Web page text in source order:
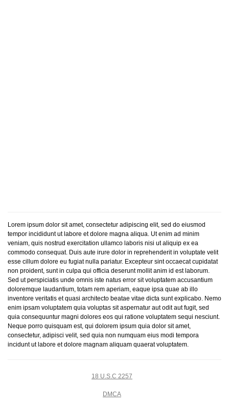
Lorem ipsum dolor sit amet, consectetur adipiscing elit, sed do eiusmod
tempor incididunt ut labore et dolore magna aliqua. Ut enim ad minim
veniam, quis nostrud exercitation ullamco laboris nisi ut aliquip ex ea
commodo consequat. Duis aute irure dolor in reprehenderit in voluptate velit
esse cillum dolore eu fugiat nulla pariatur. Excepteur sint occaecat cupidatat
non proident, sunt in culpa qui officia deserunt mollit anim id est laborum.
Sed ut perspiciatis unde omnis iste natus error sit voluptatem accusantium
doloremque laudantium, totam rem aperiam, eaque ipsa quae ab illo
inventore veritatis et quasi architecto beatae vitae dicta sunt explicabo. Nemo
enim ipsam voluptatem quia voluptas sit aspernatur aut odit aut fugit, sed
quia consequuntur magni dolores eos qui ratione voluptatem sequi nesciunt.
Neque porro quisquam est, qui dolorem ipsum quia dolor sit amet,
consectetur, adipisci velit, sed quia non numquam eius modi tempora
incidunt ut labore et dolore magnam aliquam quaerat voluptatem.
18 U.S.C 2257
DMCA